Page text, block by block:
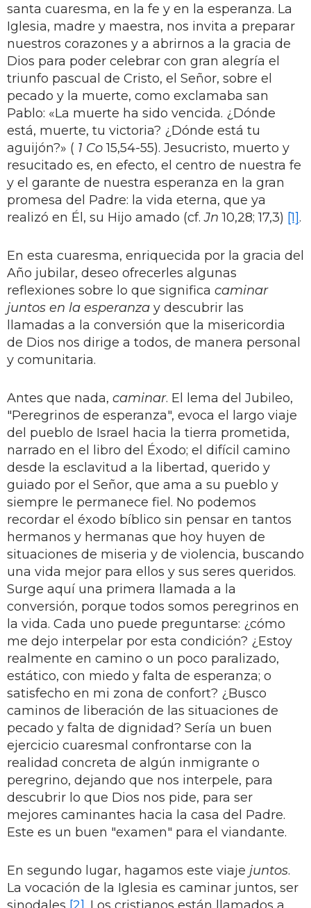
santa cuaresma, en la fe y en la esperanza. La
Iglesia, madre y maestra, nos invita a preparar
nuestros corazones y a abrirnos a la gracia de
Dios para poder celebrar con gran alegría el
triunfo pascual de Cristo, el Señor, sobre el
pecado y la muerte, como exclamaba san
Pablo: «La muerte ha sido vencida. ¿Dónde
está, muerte, tu victoria? ¿Dónde está tu
aguijón?» ( 1 Co15,54-55). Jesucristo, muerto y
resucitado es, en efecto, el centro de nuestra fe
y el garante de nuestra esperanza en la gran
promesa del Padre: la vida eterna, que ya
realizó en Él, su Hijo amado (cf.Jn 10,28; 17,3) [1].
En esta cuaresma, enriquecida por la gracia del
Año jubilar, deseo ofrecerles algunas
reflexiones sobre lo que significa caminar
juntos en la esperanza y descubrir las
llamadas a la conversión que la misericordia
de Dios nos dirige a todos, de manera personal
y comunitaria.
Antes que nada, caminar. El lema del Jubileo,
"Peregrinos de esperanza", evoca el largo viaje
del pueblo de Israel hacia la tierra prometida,
narrado en el libro del Éxodo; el difícil camino
desde la esclavitud a la libertad, querido y
guiado por el Señor, que ama a su pueblo y
siempre le permanece fiel. No podemos
recordar el éxodo bíblico sin pensar en tantos
hermanos y hermanas que hoy huyen de
situaciones de miseria y de violencia, buscando
una vida mejor para ellos y sus seres queridos.
Surge aquí una primera llamada a la
conversión, porque todos somos peregrinos en
la vida. Cada uno puede preguntarse: ¿cómo
me dejo interpelar por esta condición? ¿Estoy
realmente en camino o un poco paralizado,
estático, con miedo y falta de esperanza; o
satisfecho en mi zona de confort? ¿Busco
caminos de liberación de las situaciones de
pecado y falta de dignidad? Sería un buen
ejercicio cuaresmal confrontarse con la
realidad concreta de algún inmigrante o
peregrino, dejando que nos interpele, para
descubrir lo que Dios nos pide, para ser
mejores caminantes hacia la casa del Padre.
Este es un buen "examen" para el viandante.
En segundo lugar, hagamos este viaje juntos.
La vocación de la Iglesia es caminar juntos, ser